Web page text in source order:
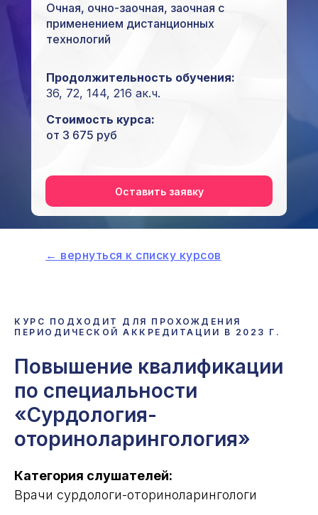
Очная, очно-заочная, заочная с
применением дистанционных
технологий
Стоимость курса:
от 3 675 руб
Оставить заявку
Продолжительность обучения:
36, 72, 144, 216 ак.ч.
← вернуться к списку курсов
КУРС ПОДХОДИТ ДЛЯ ПРОХОЖДЕНИЯ
ПЕРИОДИЧЕСКОЙ АККРЕДИТАЦИИ В 2023 Г.
Повышение квалификации
по специальности
«Сурдология-
оториноларингология»
Категория слушателей:
Врачи сурдологи-оториноларингологи